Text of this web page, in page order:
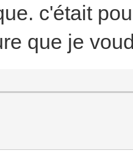
c'était
que je